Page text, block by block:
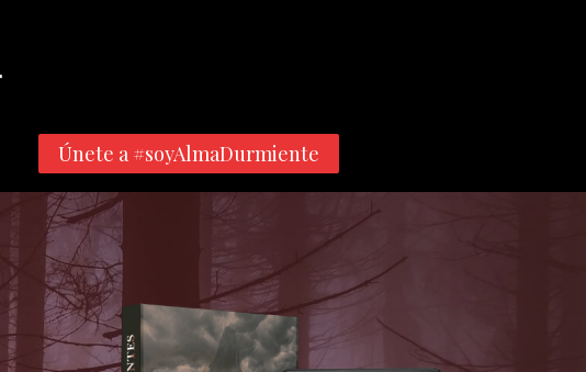
Únete a #soyAlmaDurmiente